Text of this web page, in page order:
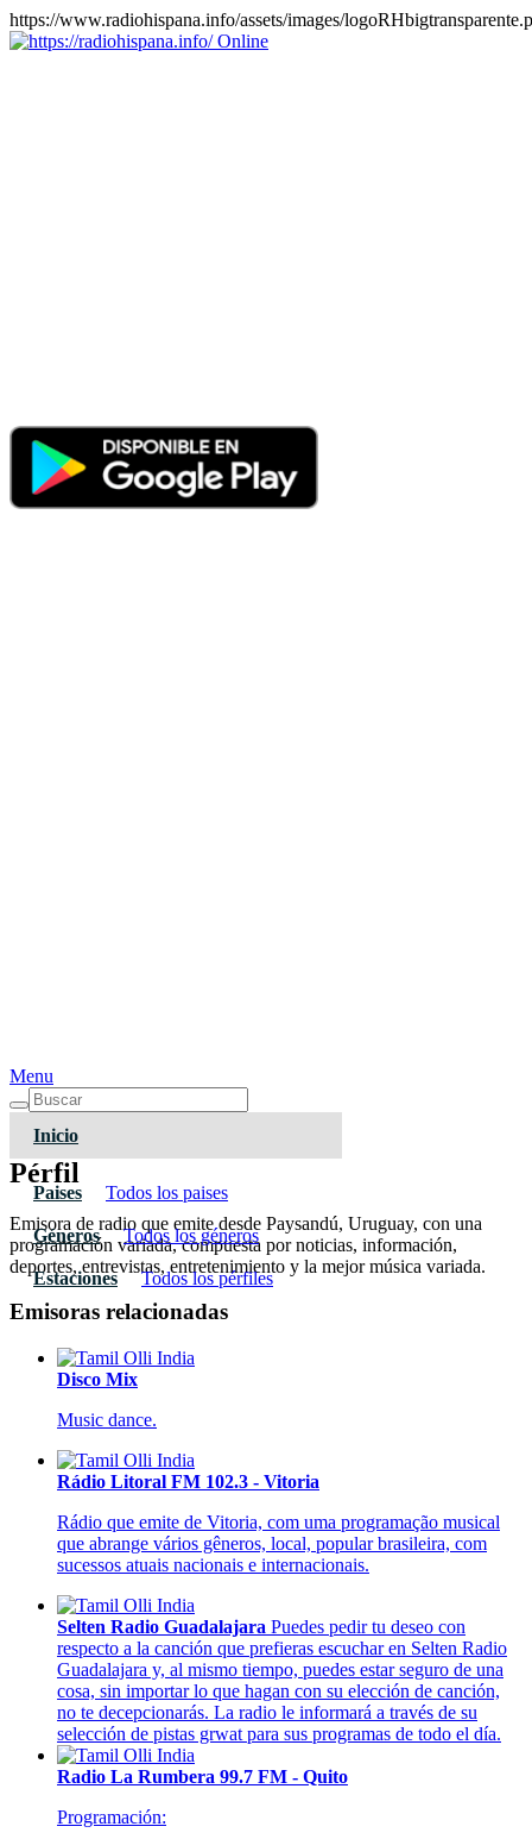
https://www.radiohispana.info/assets/images/
Online
Menu
Inicio
Paises Todos los paises
Géneros Todos los géneros
Estaciones Todos los pérfiles
Pérfil
Emisora de radio que emite desde Paysandú, Uruguay, con una
programación variada, compuesta por noticias, información,
deportes, entrevistas, entretenimiento y la mejor música variada.
Emisoras relacionadas
Disco Mix
Music dance.
Rádio Litoral FM 102.3 - Vitoria
Rádio que emite de Vitoria, com uma programação musical
que abrange vários gêneros, local, popular brasileira, com
sucessos atuais nacionais e internacionais.
Selten Radio Guadalajara Puedes pedir tu deseo con
respecto a la canción que prefieras escuchar en Selten Radio
Guadalajara y, al mismo tiempo, puedes estar seguro de una
cosa, sin importar lo que hagan con su elección de canción,
no te decepcionarás. La radio le informará a través de su
selección de pistas grwat para sus programas de todo el día.
Radio La Rumbera 99.7 FM - Quito
Programación: